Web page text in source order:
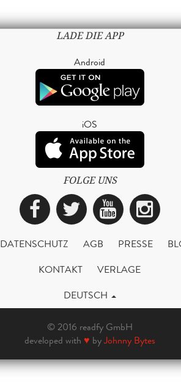
LADE DIE APP
Android
iOS
FOLGE UNS
Facebook
Twitter
DATENSCHUTZ AGB PRESSE
KONTAKT
VERLAGE
DEUTSCH
© 2016 readfy GmbH
developed with ♥ byJohnny Bytes